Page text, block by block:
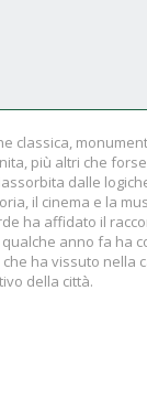
classica,
più altri che
dalle
il cinema e la
ha affidato il
anno fa ha
ha vissuto nella
della città.